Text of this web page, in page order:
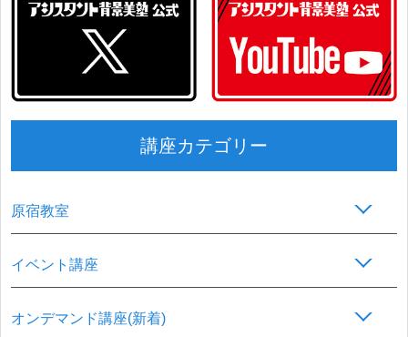
講座カテゴリー
原宿教室
イベント講座
オンデマンド講座(新着)